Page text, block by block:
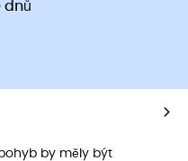
dnů
by měly být